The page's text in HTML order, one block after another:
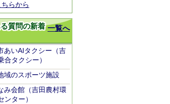
らから
一覧へ
質問の新着
あいAIタクシー（吉
合タクシー）
域のスポーツ施設
み会館（吉田農村環
ンター）